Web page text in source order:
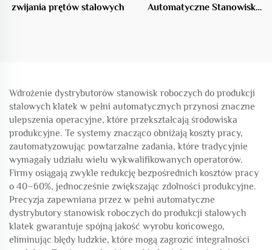
zwijania prętów stalowych
Automatyczne Stanowisko
Wdrożenie dystrybutorów stanowisk roboczych do produkcji
stalowych klatek w pełni automatycznych przynosi znaczne
ulepszenia operacyjne, które przekształcają środowiska
produkcyjne. Te systemy znacząco obniżają koszty pracy,
zautomatyzowując powtarzalne zadania, które tradycyjnie
wymagały udziału wielu wykwalifikowanych operatorów.
Firmy osiągają zwykle redukcję bezpośrednich kosztów pracy
o 40–60%, jednocześnie zwiększając zdolności produkcyjne.
Precyzja zapewniana przez w pełni automatyczne
dystrybutory stanowisk roboczych do produkcji stalowych
klatek gwarantuje spójną jakość wyrobu końcowego,
eliminując błędy ludzkie, które mogą zagrozić integralności